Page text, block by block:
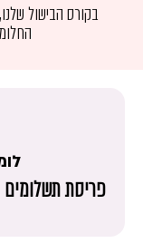
בקורס הבישול